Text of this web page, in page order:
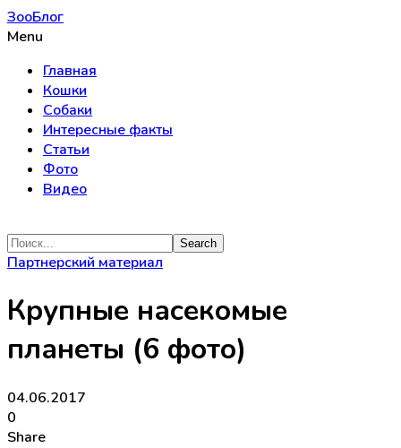
ЗооБлог
Menu
Главная
Кошки
Собаки
Интересные факты
Статьи
Фото
Видео
Партнерский материал
Крупные насекомые
планеты (6 фото)
04.06.2017
0
Share